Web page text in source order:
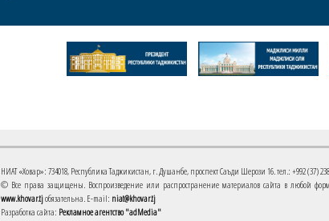
НИАТ «Ховар»: 734018, Республика Таджикистан, г. Душанбе, проспект Саъди Шерози 16. тел.: +992 (37)
© Все права защищены. Воспроизведение или распространение материалов сайта в любой
www.khovar.tjобязательна. E-mail: niat@khovar.tj
Разработка сайта: Рекламное агентство "adMedia"